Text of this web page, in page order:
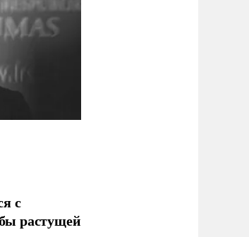
с
растущей